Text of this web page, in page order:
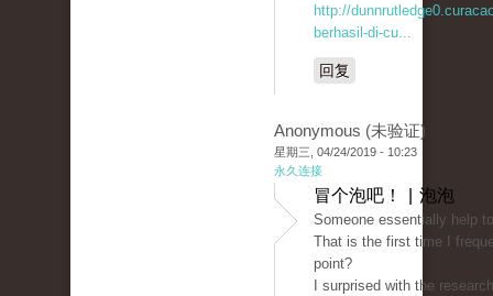
http://
berhasil-di-cu...
回复
Anonymous (未验证)
星期三, 04/24/2019 - 10:23
永久连接
冒个泡吧！ | 泡泡
Someone essentially help
That is the first time I
point?
I surprised with the